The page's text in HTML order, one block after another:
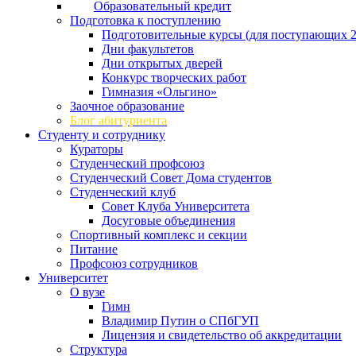
Образовательный кредит
Подготовка к поступлению
Подготовительные курсы (для поступающих
Дни факультетов
Дни открытых дверей
Конкурс творческих работ
Гимназия «Ольгино»
Заочное образование
Блог абитуриента
Студенту и сотруднику
Кураторы
Студенческий профсоюз
Студенческий Совет Дома студентов
Студенческий клуб
Совет Клуба Университета
Досуговые объединения
Спортивный комплекс и секции
Питание
Профсоюз сотрудников
Университет
О вузе
Гимн
Владимир Путин о СПбГУП
Лицензия и свидетельство об аккредитации
Структура